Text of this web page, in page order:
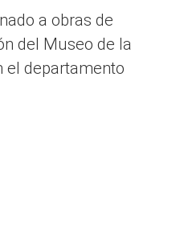
a obras de
del Museo de la
el departamento